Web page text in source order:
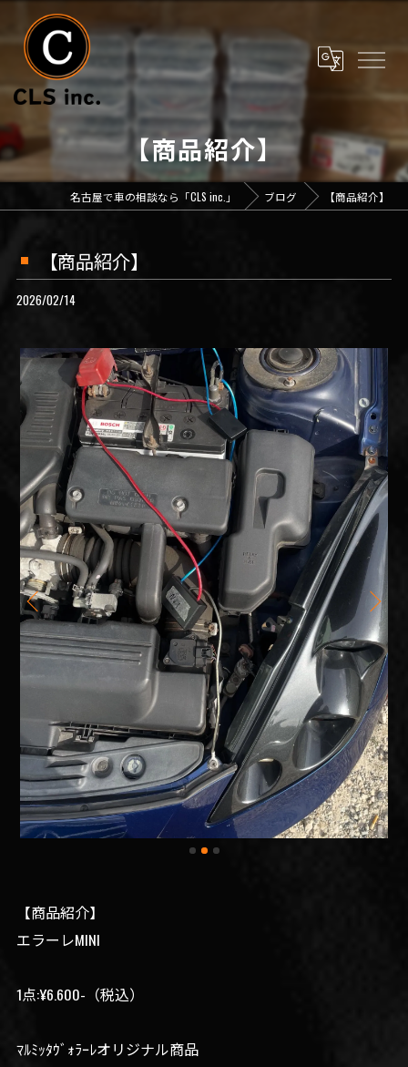
【商品紹介】
名古屋で車の相談なら「CLS inc.」 ブログ 【商品紹介】
【商品紹介】
2026/02/14
【商品紹介】
エラーレMINI
1点:¥6.600-（税込）
ﾏﾙﾐｯﾀｳﾞｫﾗｰﾚオリジナル商品